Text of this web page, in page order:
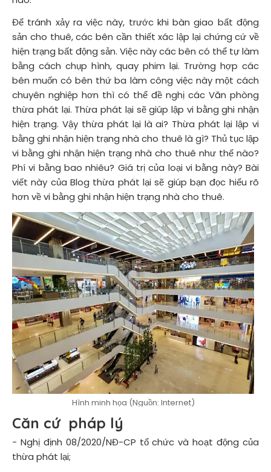
Để tránh xảy ra việc này, trước khi bàn giao bất động
sản cho thuê, các bên cần thiết xác lập lại chứng cứ về
hiện trạng bất động sản. Việc này các bên có thể tự làm
bằng cách chụp hình, quay phim lại. Trường hợp các
bên muốn có bên thứ ba làm công việc này một cách
chuyên nghiệp hơn thì có thể đề nghị các Văn phòng
thừa phát lại. Thừa phát lại sẽ giúp lập vi bằng ghi nhận
hiện trạng. Vậy thừa phát lại là ai? Thừa phát lại lập vi
bằng ghi nhận hiện trạng nhà cho thuê là gì? Thủ tục lập
vi bằng ghi nhận hiện trạng nhà cho thuê như thế nào?
Phí vi bằng bao nhiêu? Giá trị của loại vi bằng này? Bài
viết này của Blog thừa phát lại sẽ giúp bạn đọc hiểu rõ
hơn về vi bằng ghi nhận hiện trạng nhà cho thuê.
Hình minh họa (Nguồn: Internet)
Căn cứ pháp lý
- Nghị định 08/2020/NĐ-CP tổ chức và hoạt động của
thừa phát lại;